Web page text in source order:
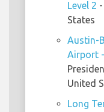
Level 2
States
Austin-
Airport
United
Long